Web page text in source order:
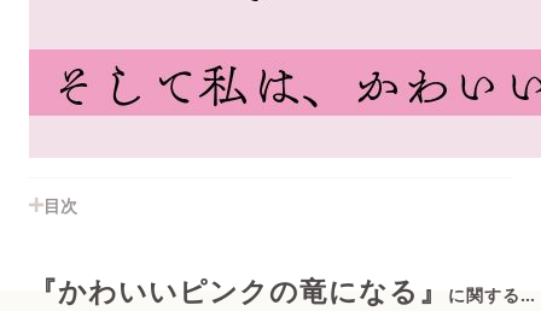
目次
『かわいいピンクの竜になる』 に関する情報